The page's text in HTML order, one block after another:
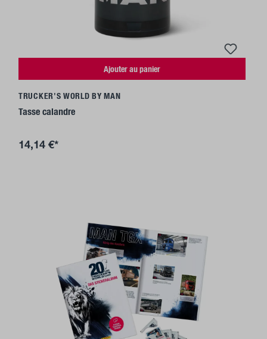
Ajouter au panier
TRUCKER'S WORLD BY MAN
Tasse calandre
14,14 €*